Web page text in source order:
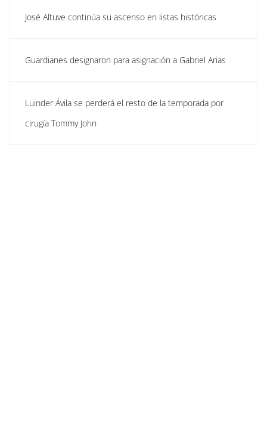
José Altuve continúa su ascenso en listas históricas
Guardianes designaron para asignación a Gabriel Arias
Luinder Ávila se perderá el resto de la temporada por
cirugía Tommy John